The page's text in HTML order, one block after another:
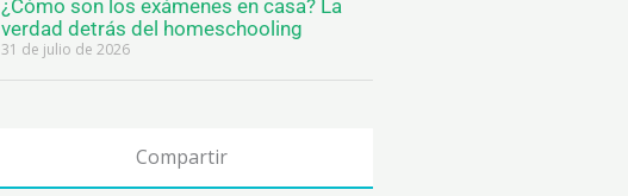
¿Cómo son los exámenes en casa? La
verdad detrás del homeschooling
31 de julio de 2026
Compartir